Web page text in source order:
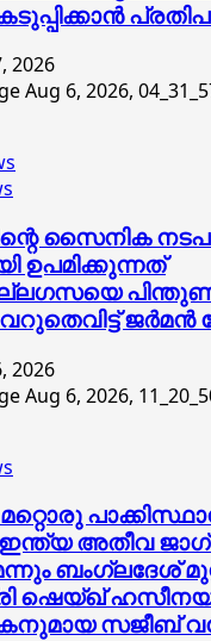
2026
സൈനിക
ഉപമിക്കുന്നത്
പിന്തുണച്ച്
ജര്‍മന്‍
2026
ഇന്ത്യ അതീവ
ബംഗ്ലദേശ്
ഷെയ്ഖ്
സജീബ്